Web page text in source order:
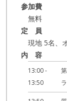
参加費
無料
定 員
現地 5名、
内 容
13:00 -
13:50